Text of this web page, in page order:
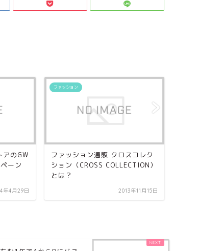
アのGW
ーン
年4月29日
ファッション
ファッション通販 クロスコレク
ション（CROSS COLLECTION）
とは？
2013年11月15日